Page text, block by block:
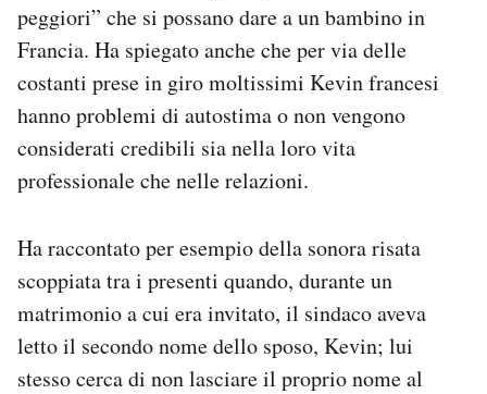
peggiori” che si possano dare a un bambino in
Francia. Ha spiegato anche che per via delle
costanti prese in giro moltissimi Kevin francesi
hanno problemi di autostima o non vengono
considerati credibili sia nella loro vita
professionale che nelle relazioni.
Ha raccontato per esempio della sonora risata
scoppiata tra i presenti quando, durante un
matrimonio a cui era invitato, il sindaco aveva
letto il secondo nome dello sposo, Kevin; lui
stesso cerca di non lasciare il proprio nome al